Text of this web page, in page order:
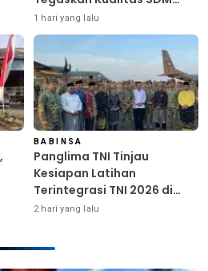
Kunci Kekuatan TNI
1 hari yang lalu
BABINSA
Panglima TNI Tinjau
Kesiapan Latihan
Terintegrasi TNI 2026 di
Dabo Singkep
2 hari yang lalu